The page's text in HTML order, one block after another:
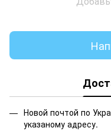
Новой почтой по
указаному адресу.